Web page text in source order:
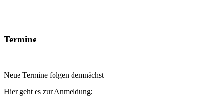
Termine
Neue Termine folgen demnächst
Hier geht es zur Anmeldung: